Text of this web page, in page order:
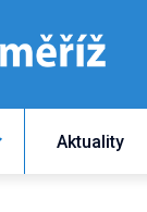
Aktuality